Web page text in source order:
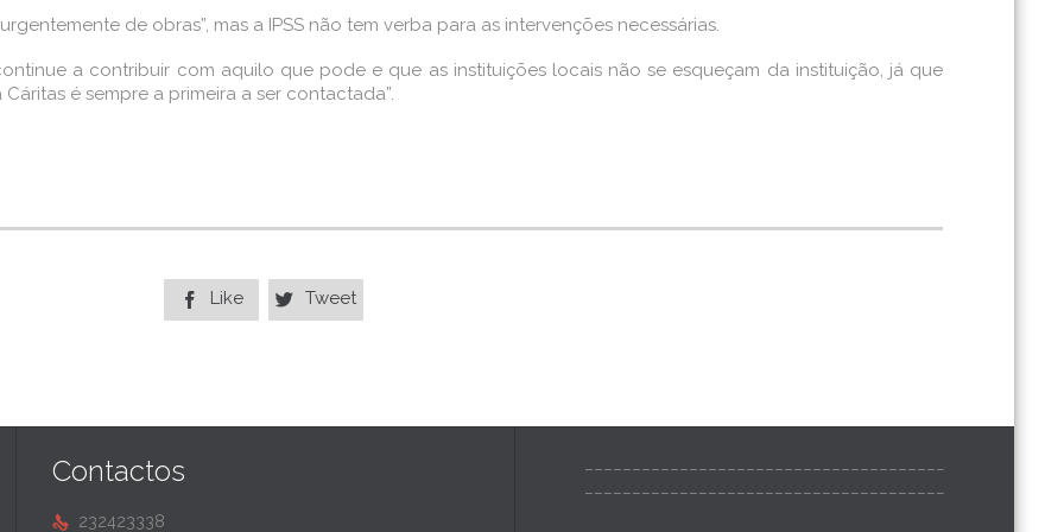
de obras”, mas a IPSS não tem verba para as intervenções necessárias.
a contribuir com aquilo que pode e que as instituições locais não se esqueçam da instituição, já que
é sempre a primeira a ser contactada”.
 Like  Tweet
Contactos
 232423338